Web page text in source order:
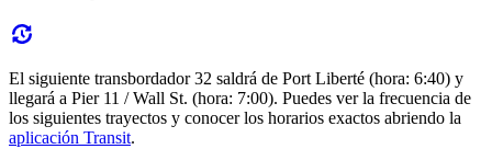
El siguiente transbordador 32 saldrá de Port Liberté (hora: 6:40) y
llegará a Pier 11 / Wall St. (hora: 7:00). Puedes ver la frecuencia de
los siguientes trayectos y conocer los horarios exactos abriendo la
aplicación Transit.